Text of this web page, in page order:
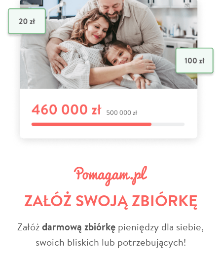
ZAŁÓŻ SWOJĄ ZBIÓRKĘ
Załóżdarmową zbiórkę pieniędzy dla siebie,
swoich bliskich lub potrzebujących!